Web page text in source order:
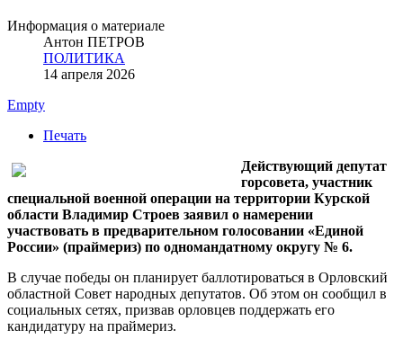
Информация о материале
Антон ПЕТРОВ
ПОЛИТИКА
14 апреля 2026
Empty
Печать
Действующий депутат
горсовета, участник
специальной военной операции на территории Курской
области Владимир Строев заявил о намерении
участвовать в предварительном голосовании «Единой
России» (праймериз) по одномандатному округу № 6.
В случае победы он планирует баллотироваться в Орловский
областной Совет народных депутатов. Об этом он сообщил в
социальных сетях, призвав орловцев поддержать его
кандидатуру на праймериз.